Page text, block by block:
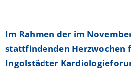
Im Rahmen der im
stattfindenden Herzwochen
Ingolstädter